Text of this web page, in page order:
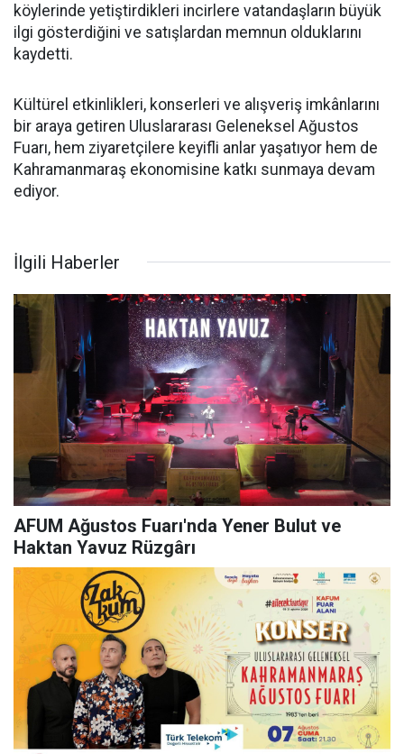
köylerinde yetiştirdikleri incirlere vatandaşların büyük
ilgi gösterdiğini ve satışlardan memnun olduklarını
kaydetti.
Kültürel etkinlikleri, konserleri ve alışveriş imkânlarını
bir araya getiren Uluslararası Geleneksel Ağustos
Fuarı, hem ziyaretçilere keyifli anlar yaşatıyor hem de
Kahramanmaraş ekonomisine katkı sunmaya devam
ediyor.
İlgili Haberler
AFUM Ağustos Fuarı'nda Yener Bulut ve
Haktan Yavuz Rüzgârı